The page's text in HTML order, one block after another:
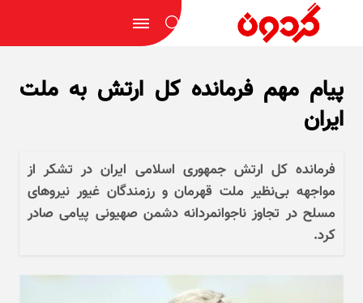
پیام مهم فرمانده کل ارتش به ملت
ایران
فرمانده کل ارتش جمهوری اسلامی ایران در تشکر از
مواجهه بی‌نظیر ملت قهرمان و رزمندگان غیور نیرو‌های
مسلح در تجاوز ناجوانمردانه دشمن صهیونی پیامی صادر
کرد.